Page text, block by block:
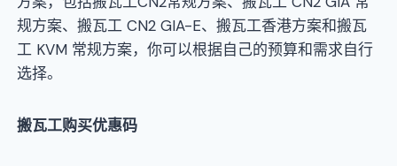
规方案、搬瓦工 CN2 GIA-E、搬瓦工香港方案和搬瓦
工 KVM 常规方案，你可以根据自己的预算和需求自行
选择。
搬瓦工购买优惠码